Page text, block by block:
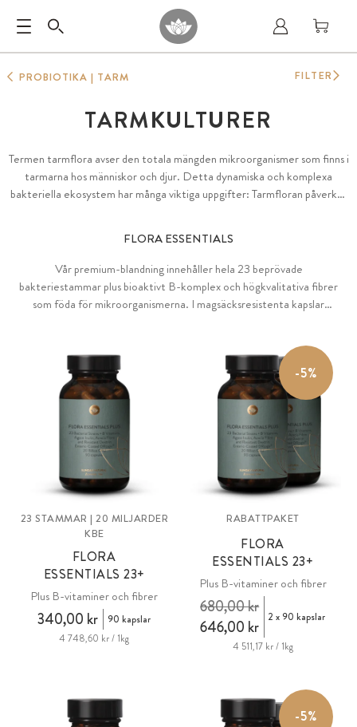
PROBIOTIKA | TARM
TARMKULTURER
Termen tarmflora avser den totala mängden mikroorganismer som finns i
tarmarna hos människor och djur. Detta dynamiska och komplexa
bakteriella ekosystem har många viktiga uppgifter: Tarmfloran påverkar
FLORA ESSENTIALS
Vår premium-blandning innehåller hela 23 beprövade
bakteriestammar plus bioaktivt B-komplex och högkvalitativa fibrer
som föda för mikroorganismerna. I magsäcksresistenta kapslar
23 STAMMAR | 20 MILJARDER
KBE
FLORA
ESSENTIALS 23+
Plus B-vitaminer och fibrer
340,00 kr
90 kapslar
4 748,60 kr / 1kg
-5%
RABATTPAKET
FLORA
ESSENTIALS 23+
Plus B-vitaminer och fibrer
646,00 kr
680,00 kr 2 x 90 kapslar
4 511,17 kr / 1kg
-5%
FILTER